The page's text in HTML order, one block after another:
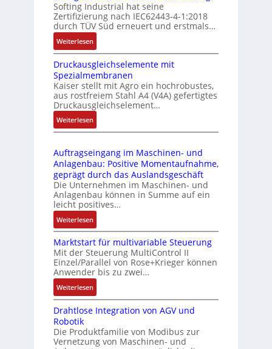
t
r
i
e
-
P
C
l
ä
s
s
s
i
c
h
f
l
e
x
i
b
e
l
f
ü
r
i
e
f
u
n
k
m
o
d
u
l
e
b
r
i
n
e
n
4
G
u
n
d
5
G
a
u
f
e
n
Softing Industrial hat seine
Zertifizierung nach IEC62443-4-1:2018
durch TÜV Süd erneuert und erstmals…
Weiterlesen:
I
E
C
6
2
4
4
3
Z
e
r
t
i
e
r
n
g
e
s
Druckausgleichselemente mit
Spezialmembranen
Kaiser stellt mit Agro ein hochrobustes,
aus rostfreiem Stahl A4 (V4A) gefertigtes
Druckausgleichselement…
Weiterlesen:
D
u
c
k
a
u
s
g
l
e
i
c
h
s
e
m
Auftragseingang im Maschinen- und
Anlagenbau: Positive Momentaufnahme,
geprägt durch das Auslandsgeschäft
Die Unternehmen im Maschinen- und
Anlagenbau können in Summe auf ein
leicht positives…
Weiterlesen:
A
u
f
t
r
a
g
s
i
n
Marktstart für multivariable Steuerung
Mit der Steuerung MultiControl II
Einzel/Parallel von Rose+Krieger können
Anwender bis zu zwei…
Weiterlesen:
M
a
k
t
Drahtlose Integration von AGV und
Robotik
Die Produktfamilie von Modibus zur
Vernetzung von Maschinen- und